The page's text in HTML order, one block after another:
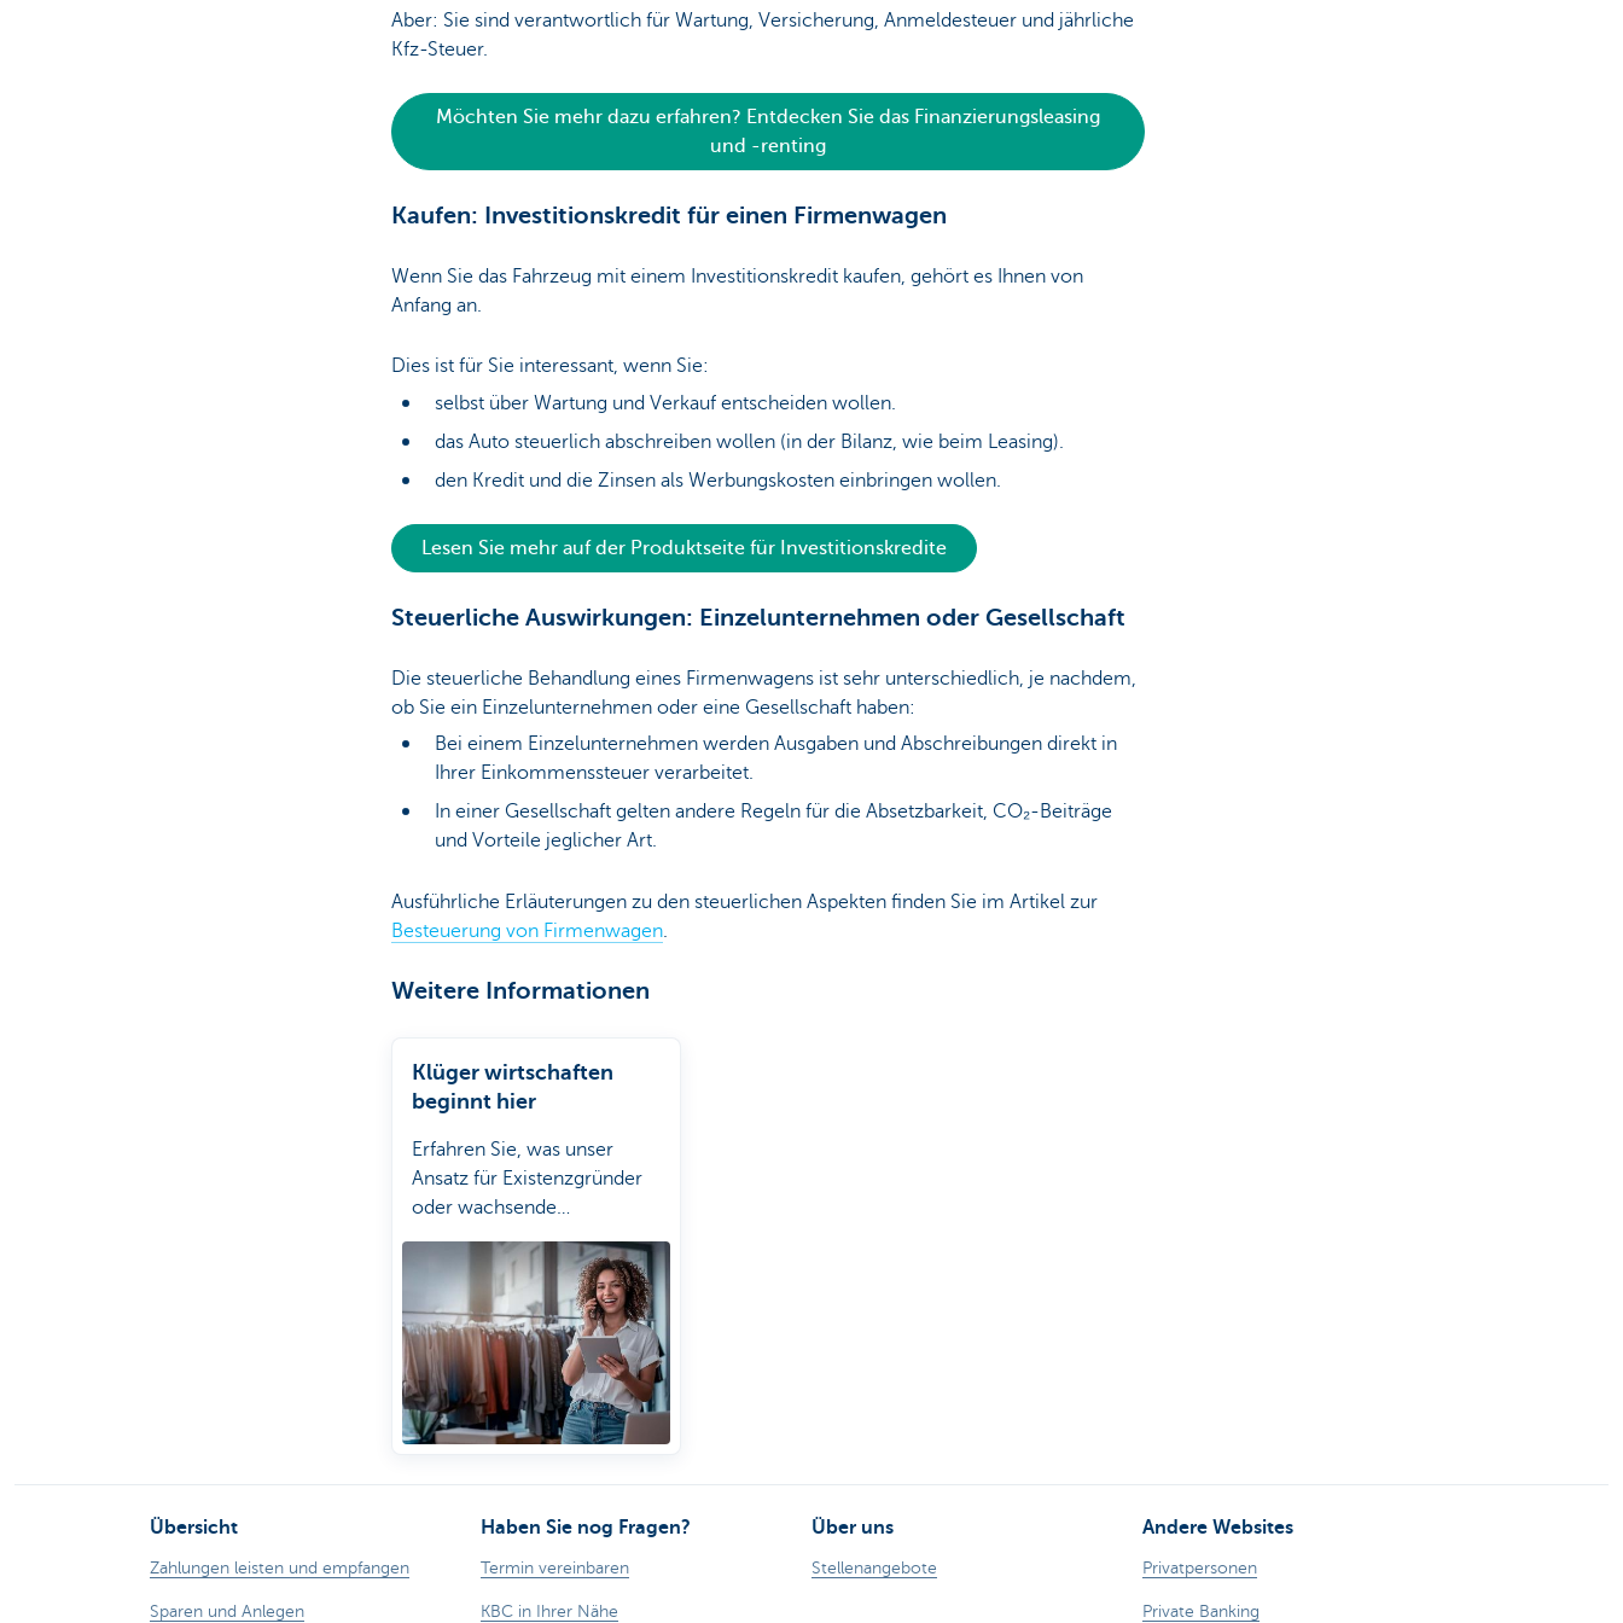
Aber: Sie sind verantwortlich für Wartung, Versicherung, Anmeldesteuer und jährliche
Kfz-Steuer.
Möchten Sie mehr dazu erfahren? Entdecken Sie das Finanzierungsleasing
und -renting
Kaufen: Investitionskredit für einen Firmenwagen
Wenn Sie das Fahrzeug mit einem Investitionskredit kaufen, gehört es Ihnen von
Anfang an.
Dies ist für Sie interessant, wenn Sie:
selbst über Wartung und Verkauf entscheiden wollen.
das Auto steuerlich abschreiben wollen (in der Bilanz, wie beim Leasing).
den Kredit und die Zinsen als Werbungskosten einbringen wollen.
Lesen Sie mehr auf der Produktseite für Investitionskredite
Steuerliche Auswirkungen: Einzelunternehmen oder Gesellschaft
Die steuerliche Behandlung eines Firmenwagens ist sehr unterschiedlich, je nachdem,
ob Sie ein Einzelunternehmen oder eine Gesellschaft haben:
Bei einem Einzelunternehmen werden Ausgaben und Abschreibungen direkt in
Ihrer Einkommenssteuer verarbeitet.
In einer Gesellschaft gelten andere Regeln für die Absetzbarkeit, CO₂-Beiträge
und Vorteile jeglicher Art.
Ausführliche Erläuterungen zu den steuerlichen Aspekten finden Sie im Artikel zur
Besteuerung von Firmenwagen.
Weitere Informationen
Klüger wirtschaften
beginnt hier
Erfahren Sie, was unser
Ansatz für Existenzgründer
oder wachsende
Übersicht
Zahlungen leisten und empfangen
Sparen und Anlegen
Haben Sie nog Fragen?
Termin vereinbaren
KBC in Ihrer Nähe
Über uns
Stellenangebote
Andere Websites
Privatpersonen
Private Banking